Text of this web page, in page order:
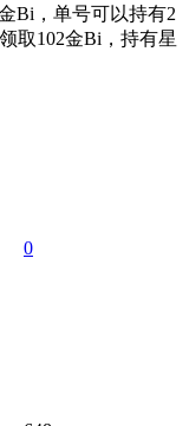
Bi，单号可以持有2
取102金Bi，持有星
0